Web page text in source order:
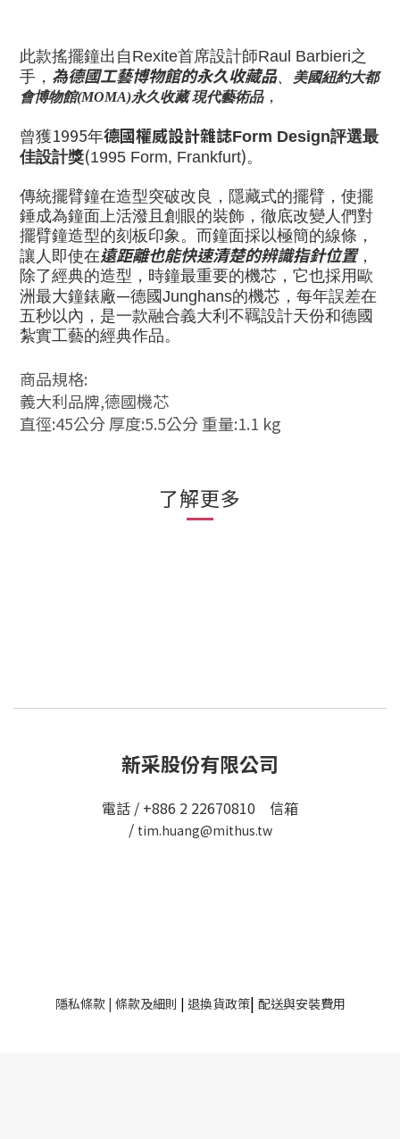
此款搖擺鐘出自 Rexite首席設計師Raul Barbieri之
手， 為德國工藝博物館的永久收藏品、 美國紐約大都
會博物館(MOMA)永久收藏現代藝術品，
曾獲1995年德國權威設計雜誌Form Design評選最
佳設計獎(1995 Form, Frankfurt)。
傳統擺臂鐘在造型突破改良，隱藏式的擺臂，使擺
錘成為鐘面上活潑且創眼的裝飾，徹底改變人們對
擺臂鐘造型的刻板印象。而鐘面採以極簡的線條，
讓人即使在遠距離也能快速清楚的辨識指針位置，
除了經典的造型，時鐘最重要的機芯，它也採用歐
洲最大鐘錶廠—德國Junghans的機芯，每年誤差在
五秒以內，是一款融合義大利不羈設計天份和德國
紮實工藝的經典作品。
商品規格:
義大利品牌,德國機芯
直徑:45公分 厚度:5.5公分 重量:1.1 kg
了解更多
新采股份有限公司
電話 / +886 2 22670810 信箱
/ tim.huang@mithus.tw
隱私條款| 條款及細則 | 退換貨政策| 配送與安裝費用